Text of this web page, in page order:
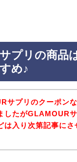
プリの商品
め♪
サプリのクーポン
したがGLAMOUR
は入り次第記事にさ